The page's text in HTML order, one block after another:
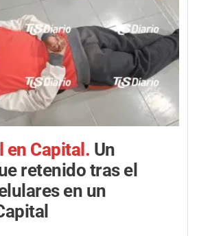
en Capital. Un
retenido tras el
en un